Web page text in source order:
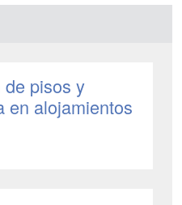
de pisos y
en alojamientos